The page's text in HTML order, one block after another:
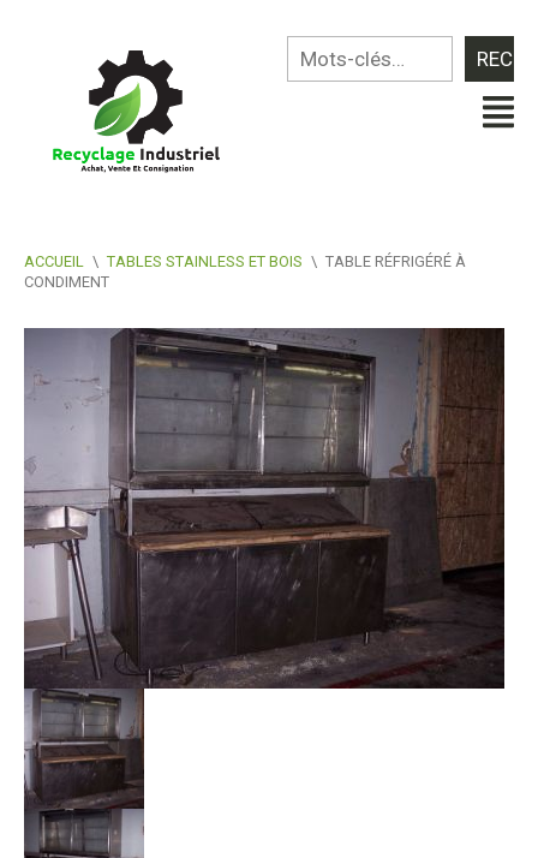
ACCUEIL \ TABLES STAINLESS ET BOIS \ TABLE RÉFRIGÉRÉ À
CONDIMENT